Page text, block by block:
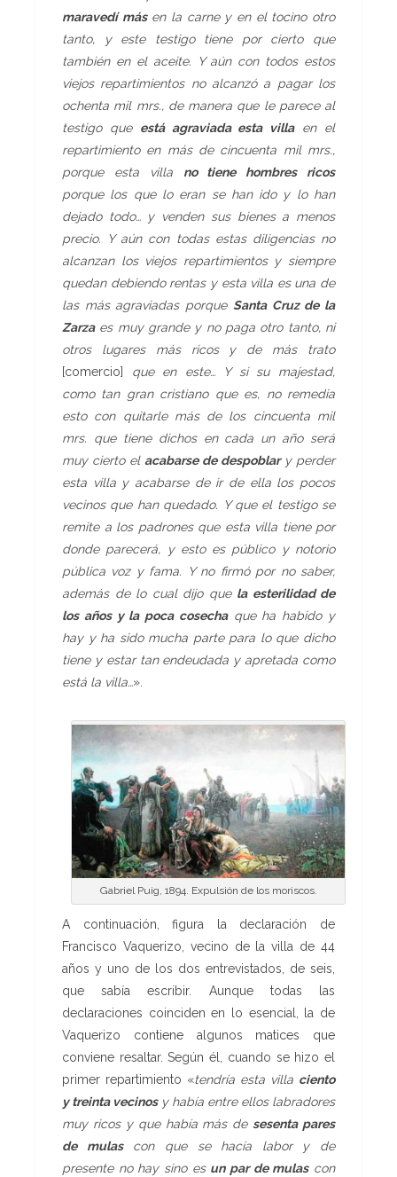
maravedí másen la carne y en el tocino otro
tanto, y este testigo tiene por cierto que
también en el aceite. Y aún con todos estos
viejos repartimientos no alcanzó a pagar los
ochenta mil mrs., de manera que le parece al
testigo que está agraviada esta villaen el
repartimiento en más de cincuenta mil mrs.,
porque esta villa no tiene hombres ricos
porque los que lo eran se han ido y lo han
dejado todo… y venden sus bienes a menos
precio. Y aún con todas estas diligencias no
alcanzan los viejos repartimientos y siempre
quedan debiendo rentas y esta villa es una de
las más agraviadas porque Santa Cruz de la
Zarzaes muy grande y no paga otro tanto, ni
otros lugares más ricos y de más trato
[comercio] que en este… Y si su majestad,
como tan gran cristiano que es, no remedia
esto con quitarle más de los cincuenta mil
mrs. que tiene dichos en cada un año será
muy cierto el acabarse de despoblary perder
esta villa y acabarse de ir de ella los pocos
vecinos que han quedado. Y que el testigo se
remite a los padrones que esta villa tiene por
donde parecerá, y esto es público y notorio
pública voz y fama. Y no firmó por no saber,
además de lo cual dijo que la esterilidad de
los años y la poca cosechaque ha habido y
hay y ha sido mucha parte para lo que dicho
tiene y estar tan endeudada y apretada como
está la villa…».
Gabriel Puig, 1894. Expulsión de los moriscos.
A continuación, figura la declaración de
Francisco Vaquerizo, vecino de la villa de 44
años y uno de los dos entrevistados, de seis,
que sabía escribir. Aunque todas las
declaraciones coinciden en lo esencial, la de
Vaquerizo contiene algunos matices que
conviene resaltar. Según él, cuando se hizo el
primer repartimiento «tendría esta villa ciento
y treinta vecinosy había entre ellos labradores
muy ricos y que había más desesenta pares
de mulascon que se hacía labor y de
presente no hay sino es un par de mulascon